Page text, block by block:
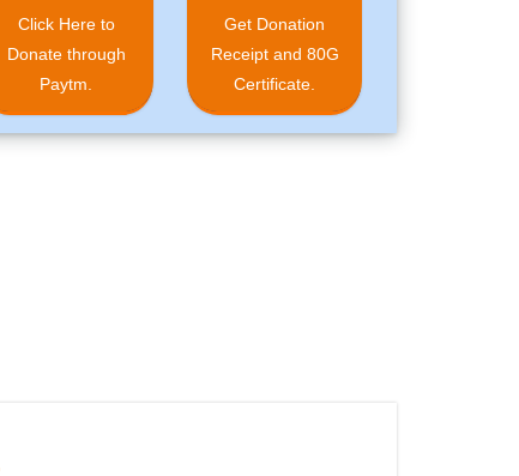
Click Here to
Donate through
Paytm.
Get Donation
Receipt and 80G
Certificate.